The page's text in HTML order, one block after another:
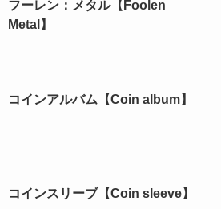
フーレン：メタル【Foolen
Metal】
コインアルバム【Coin album】
コインスリーブ【Coin sleeve】